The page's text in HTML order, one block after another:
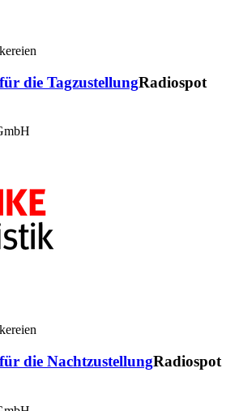
die TagzustellungRadiospot
die NachtzustellungRadiospot